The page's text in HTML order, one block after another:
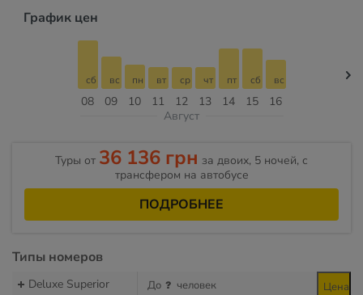
График цен
08
сб
09
вс
10
пн
11
вт
12
ср
13
чт
14
пт
15
сб
16
вс
Август
Туры от 36 136 грн за двоих, 5 ночей, с
трансфером на автобусе
ПОДРОБНЕЕ
Типы номеров
Deluxe Superior До человек Цена